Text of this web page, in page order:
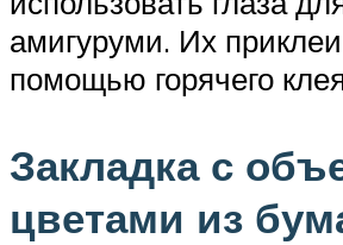
амигуруми. Их
помощью горячего
Закладка с
цветами из